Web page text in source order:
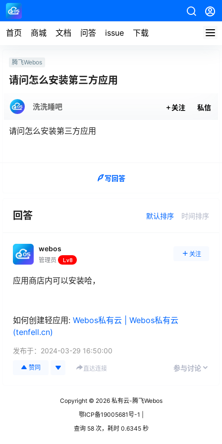
首页 商城 文档 问答 issue 下载
腾飞Webos
请问怎么安装第三方应用
洗洗睡吧 关注 私信
请问怎么安装第三方应用
写回答
回答 默认排序 时间排序
webos
管理员 Lv8
关注
应用商店内可以安装哈，
如何创建轻应用: Webos私有云 | Webos私有云
(tenfell.cn)
发布于： 2024-03-29 16:50:00
赞同 直达连接 参与讨论
Copyright © 2026私有云-腾飞Webos
鄂ICP备19005681号-1 |
查询 58 次，耗时 0.6345 秒